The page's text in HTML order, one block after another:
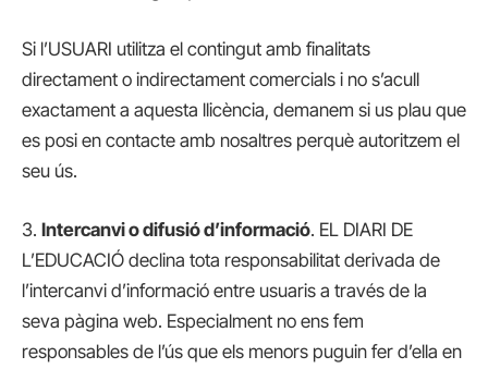
Si l’USUARI utilitza el contingut amb finalitats
directament o indirectament comercials i no s’acull
exactament a aquesta llicència, demanem si us plau que
es posi en contacte amb nosaltres perquè autoritzem el
seu ús.
3. Intercanvi o difusió d’informació. EL DIARI DE
L’EDUCACIÓ declina tota responsabilitat derivada de
l’intercanvi d’informació entre usuaris a través de la
seva pàgina web. Especialment no ens fem
responsables de l’ús que els menors puguin fer d’ella en